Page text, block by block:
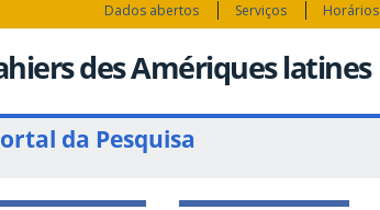
Dados abertos Serviços Horários
des Amériques latines
da Pesquisa